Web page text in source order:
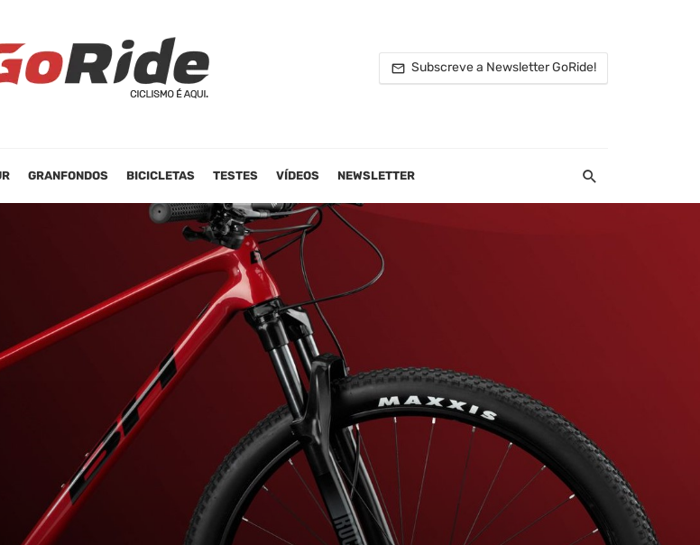
Subscreve a Newsletter GoRide!
GRANFONDOS BICICLETAS TESTES VÍDEOS NEWSLETTER